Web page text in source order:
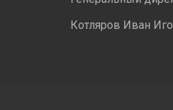
Котляров Иван